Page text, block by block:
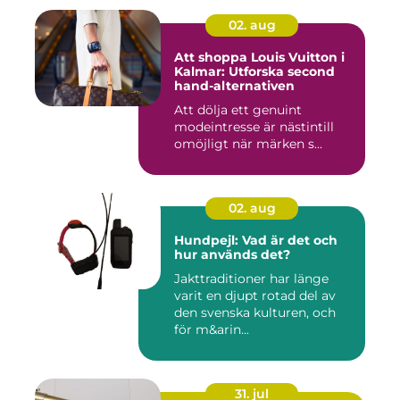
02. aug
Att shoppa Louis Vuitton i
Kalmar: Utforska second
hand-alternativen
Att dölja ett genuint
modeintresse är nästintill
omöjligt när märken s...
02. aug
Hundpejl: Vad är det och
hur används det?
Jakttraditioner har länge
varit en djupt rotad del av
den svenska kulturen, och
för m&arin...
31. jul